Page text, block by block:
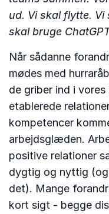
ud. Vi skal flytte.
skal bruge
Når sådanne
mødes med
de griber ind i
etablerede
kompetencer
arbejdsglæden.
positive relationer
dygtig og nyttig (og
det). Mange
kort sigt - begge